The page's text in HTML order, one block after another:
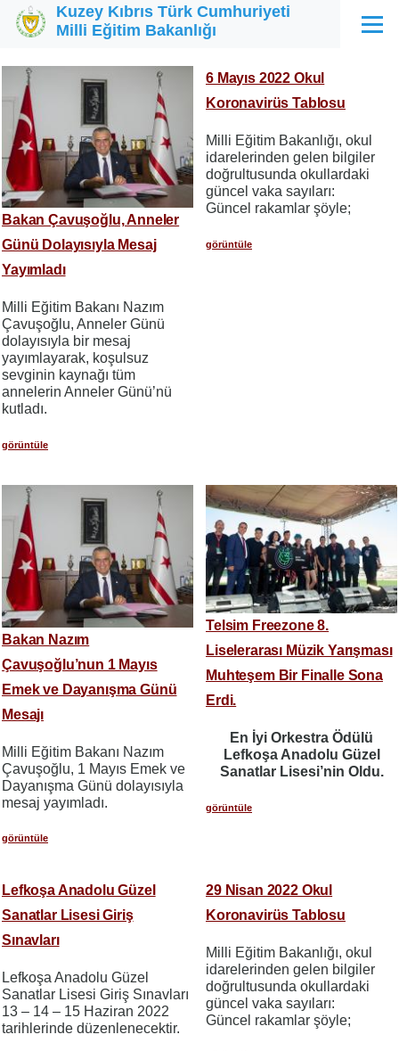
Ana içeriğe atla
Kuzey Kıbrıs Türk Cumhuriyeti
Milli Eğitim Bakanlığı
Menü
Bakan Çavuşoğlu, Anneler
Günü Dolayısıyla Mesaj
Yayımladı
Milli Eğitim Bakanı Nazım
Çavuşoğlu, Anneler Günü
dolayısıyla bir mesaj
yayımlayarak, koşulsuz
sevginin kaynağı tüm
annelerin Anneler Günü’nü
kutladı.
görüntüle
6 Mayıs 2022 Okul
Koronavirüs Tablosu
Milli Eğitim Bakanlığı, okul
idarelerinden gelen bilgiler
doğrultusunda okullardaki
güncel vaka sayıları:
Güncel rakamlar şöyle;
görüntüle
Bakan Nazım
Çavuşoğlu’nun 1 Mayıs
Emek ve Dayanışma Günü
Mesajı
Milli Eğitim Bakanı Nazım
Çavuşoğlu, 1 Mayıs Emek ve
Dayanışma Günü dolayısıyla
mesaj yayımladı.
görüntüle
Telsim Freezone 8.
Liselerarası Müzik Yarışması
Muhteşem Bir Finalle Sona
Erdi.
En İyi Orkestra Ödülü
Lefkoşa Anadolu Güzel
Sanatlar Lisesi’nin Oldu.
görüntüle
Lefkoşa Anadolu Güzel
Sanatlar Lisesi Giriş
Sınavları
Lefkoşa Anadolu Güzel
Sanatlar Lisesi Giriş Sınavları
13 – 14 – 15 Haziran 2022
tarihlerinde düzenlenecektir.
29 Nisan 2022 Okul
Koronavirüs Tablosu
Milli Eğitim Bakanlığı, okul
idarelerinden gelen bilgiler
doğrultusunda okullardaki
güncel vaka sayıları:
Güncel rakamlar şöyle;